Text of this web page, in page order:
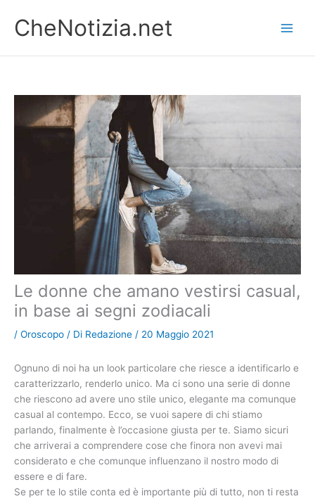
contenuto
CheNotizia.net
Le donne che amano vestirsi casual,
in base ai segni zodiacali
/ Oroscopo / Di Redazione / 20 Maggio 2021
Ognuno di noi ha un look particolare che riesce a identificarlo e
caratterizzarlo, renderlo unico. Ma ci sono una serie di donne
che riescono ad avere uno stile unico, elegante ma comunque
casual al contempo. Ecco, se vuoi sapere di chi stiamo
parlando, finalmente è l’occasione giusta per te. Siamo sicuri
che arriverai a comprendere cose che finora non avevi mai
considerato e che comunque influenzano il nostro modo di
essere e di fare.
Se per te lo stile conta ed è importante più di tutto, non ti resta